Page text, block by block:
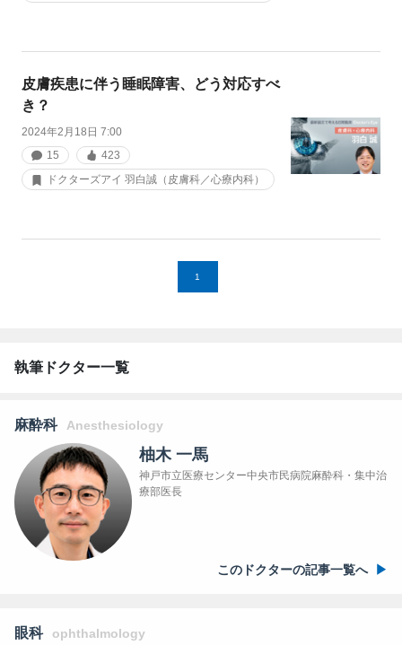
皮膚疾患に伴う睡眠障害、どう対応すべ
き？
2024年2月18日 7:00
15
423
ドクターズアイ 羽白誠（皮膚科／心療内科）
1
執筆ドクター一覧
麻酔科 Anesthesiology
柚木 一馬
神戸市立医療センター中央市民病院麻酔科・集中治
療部医長
このドクターの記事一覧へ
眼科 ophthalmology